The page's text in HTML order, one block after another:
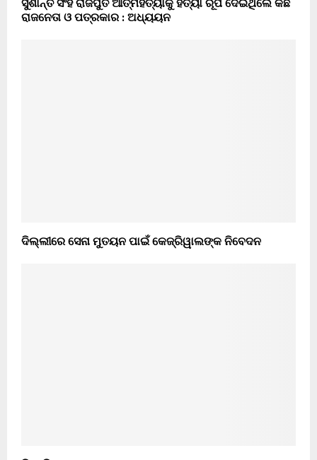
ସୁଶାନ୍ତ ସିଂହ ରାଜପୁତ ଆତ୍ମହତ୍ୟାକୁ ହତ୍ୟା ରୂପ ଦେଇଥିଲେ କିଛି
ରାଜନେତା ଓ ପତ୍ରକାର : ଅଧ୍ୟୟନ
ଦିଲ୍ଲୀରେ ସେନା ମୁତୟନ ପାଇଁ କେଜ୍ରିୱାଲଙ୍କ ନିବେଦନ